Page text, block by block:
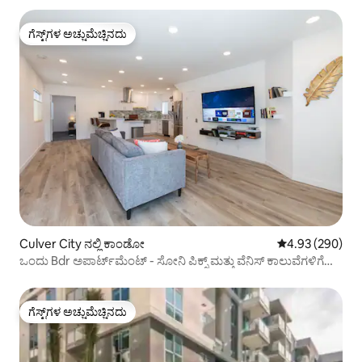
ಗೆಸ್ಟ್‌ಗಳ ಅಚ್ಚುಮೆಚ್ಚಿನದು
ಗೆಸ್ಟ್‌ಗಳ ಅಚ್ಚುಮೆಚ್ಚಿನದು
Culver City ನಲ್ಲಿ ಕಾಂಡೋ 5 ರಲ್ಲಿ 4.93
4.93 (290)
ಒಂದು Bdr ಅಪಾರ್ಟ್‌ಮೆಂಟ್ - ಸೋನಿ ಪಿಕ್ಸ್ ಮತ್ತು ವೆನಿಸ್ ಕಾಲುವೆಗಳಿಗೆ
ಗೆಸ್ಟ್‌ಗಳ ಅಚ್ಚುಮೆಚ್ಚಿನದು
ಗೆಸ್ಟ್‌ಗಳ ಅಚ್ಚುಮೆಚ್ಚಿನದು